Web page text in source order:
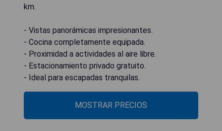
km.
- Vistas panorámicas impresionantes.
- Cocina completamente equipada.
- Proximidad a actividades al aire libre.
- Estacionamiento privado gratuito.
- Ideal para escapadas tranquilas.
MOSTRAR PRECIOS